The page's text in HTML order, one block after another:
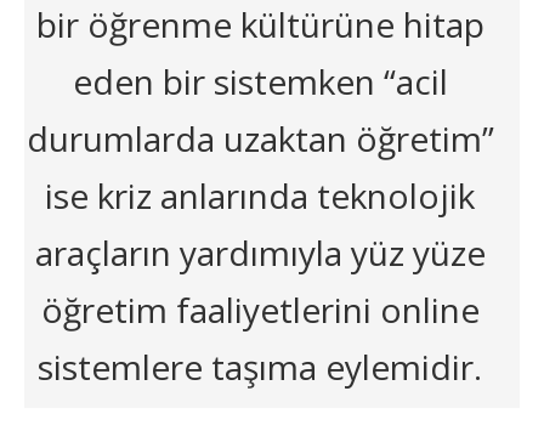
bir öğrenme kültürüne hitap
eden bir sistemken “acil
durumlarda uzaktan öğretim”
ise kriz anlarında teknolojik
araçların yardımıyla yüz yüze
öğretim faaliyetlerini online
sistemlere taşıma eylemidir.